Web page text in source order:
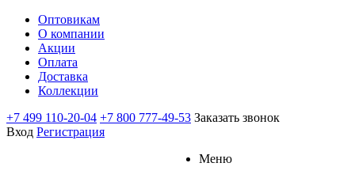
Оптовикам
О компании
Акции
Оплата
Доставка
Коллекции
+7 499 110-20-04 +7 800 777-49-53 Заказать звонок
Вход Регистрация
Меню